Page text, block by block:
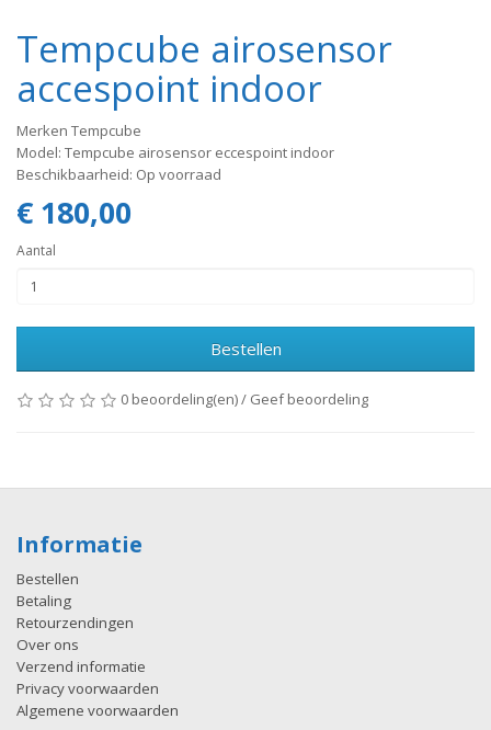
Tempcube airosensor
accespoint indoor
Merken Tempcube
Model: Tempcube airosensor eccespoint indoor
Beschikbaarheid: Op voorraad
€ 180,00
Aantal
Bestellen
0 beoordeling(en)/ Geef beoordeling
Informatie
Bestellen
Betaling
Retourzendingen
Over ons
Verzend informatie
Privacy voorwaarden
Algemene voorwaarden